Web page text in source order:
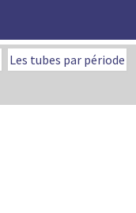
Les tubes par période